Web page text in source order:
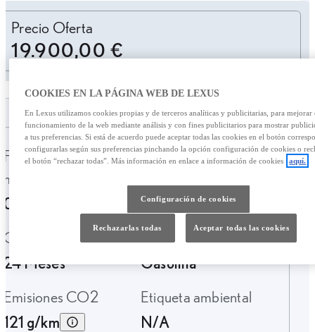
Precio Oferta
19.900,00 €
Fecha de
matriculación
05-2015
Kilometraje
194.424 Km.
24 Meses
Tipo de combustible
Gasolina
Emisiones CO2
121 g/km
Etiqueta ambiental
N/A
COOKIES EN LA PÁGINA WEB DE LEXUS
En Lexus utilizamos cookies propias y de terceros analíticas y publicitarias, para mejorar
funcionamiento de la web mediante análisis y con fines publicitarios para mostrar
a tus preferencias. Si está de acuerdo puede aceptar todas las cookies en el botón
configurarlas según sus preferencias pinchando la opción configuración de cookies o
el botón “rechazar todas”. Más información en enlace a información de cookies
aquí.
Configuración de cookies
Rechazarlas todas Aceptar todas las cookies